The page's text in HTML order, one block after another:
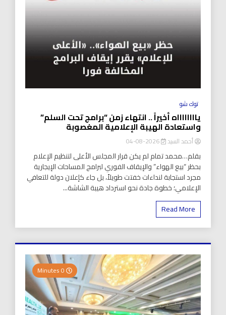
توك شو
يااااااااه أخيراً .. انتهاء زمن “برامج تحت السلم”
واستعادة الهيبة الإعلامية المغصوبة
أحمد السيد 2026-08-04
بقلم…محمد تمام لم يكن قرار المجلس الأعلى لتنظيم الإعلام
بحظر “بيع الهواء” والإيقاف الفوري لبرامج المساحات الإيجارية
مجرد استجابة لنداءات خفتت طويلاً، بل جاء كإعلان دولة للتعافي
الإعلامي؛ خطوة جادة نحو استرداد هيبة الشاشة...
Read More